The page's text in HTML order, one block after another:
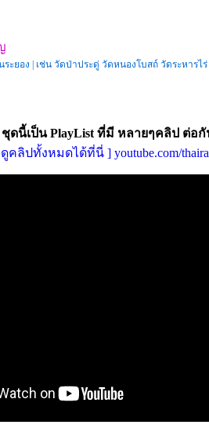
ะยอง | เช่น วัดป่าประดู่ วัดหนองโบสถ์ วัดระหาร
ดนี้เป็น PlayList ที่มี หลายๆคลิป ต่อ
คลิปทั้งหมดได้ที่นี่ ] youtube.com/